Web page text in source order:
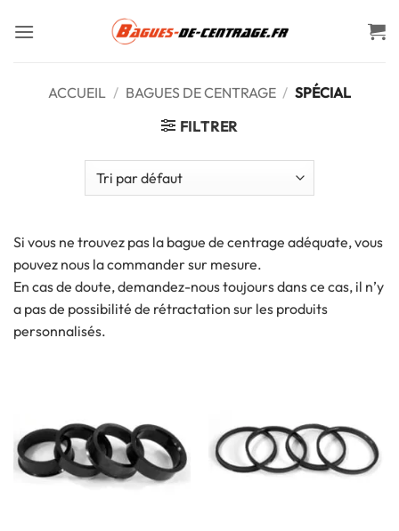
ACCUEIL / BAGUES DE CENTRAGE / SPÉCIAL
FILTRER
Si vous ne trouvez pas la bague de centrage adéquate, vous
pouvez nous la commander sur mesure.
En cas de doute, demandez-nous toujours dans ce cas, il n’y
a pas de possibilité de rétractation sur les produits
personnalisés.